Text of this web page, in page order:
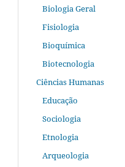
Biologia Geral
Fisiologia
Bioquímica
Biotecnologia
Ciências Humanas
Educação
Sociologia
Etnologia
Arqueologia